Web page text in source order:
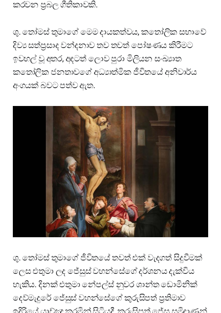
කරවන ප්‍රබල ගීතිකාවකි.
ශු. තෝමස් තුමාගේ මෙම දායකත්වය, කතෝලික සභාවේ
දිව්‍ය සත්ප්‍රසාද වන්දනාව තව තවත් පෝෂණය කිරීමට
ඉවහල් වූ අතර, අදටත් ලොව පුරා මිලියන සංඛ්‍යාත
කතෝලික ජනතාවගේ අධ්‍යාත්මික ජීවිතයේ අනිවාර්ය
අංගයක් බවට පත්ව ඇත.
ශු. තෝමස් තුමාගේ ජීවිතයේ තවත් එක් වැදගත් සිදුවීමක්
ලෙස එතුමා ලද ජේසුස් වහන්සේගේ දර්ශනය දැක්විය
හැකිය. දිනක් එතුමා නේපල්ස් නුවර ශාන්ත ඩොමිනික්
දෙව්මැදුරේ ජේසුස් වහන්සේගේ කුරුසිපත් ප්‍රතිමාව
ඉදිරියේ යාච්ඤා කරමින් සිටියදී, කුරුසිපත් ජේසු සමිදාණන්